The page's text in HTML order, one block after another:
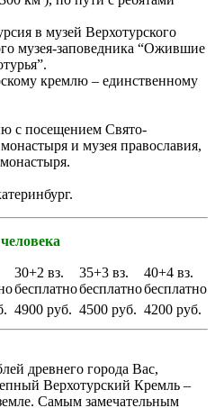
в музей Верхотурского
музея-заповедника “Ожившие
кремлю – единственному
с посещением Свято-
и музея православия,
30+2 вз.
бесплатно
35+3 вз.
бесплатно
40+4 вз.
бесплатно
4900 руб. 4500 руб. 4200 руб.
древнего города Вас,
Верхотурский Кремль –
Самым замечательным